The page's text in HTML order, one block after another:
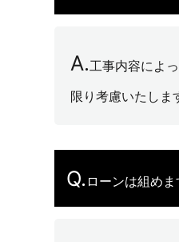
A.工事内容によ
限り考慮いたしま
Q. ローンは組めま